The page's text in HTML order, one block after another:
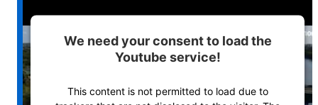
We need your consent to load the
Youtube service!
This content is not permitted to load due to